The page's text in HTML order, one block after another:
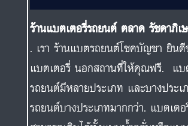
ร้านแบตเตอรี่รถยนต์ ตลาด รัชดาภิเ
. เรา ร้านแบตรถยนต์โชคบัญชา ยิน
แบตเตอรี่ นอกสถานที่ให้คุณฟรี. แบ
รถยนต์มีหลายประเภท และบางประเ
รถยนต์บางประเภทมากกว่า. แบตเต